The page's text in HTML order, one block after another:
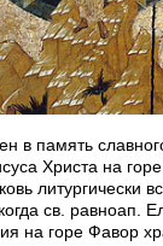
в память
Христа на
литургически
св. равноап.
на горе Фавор